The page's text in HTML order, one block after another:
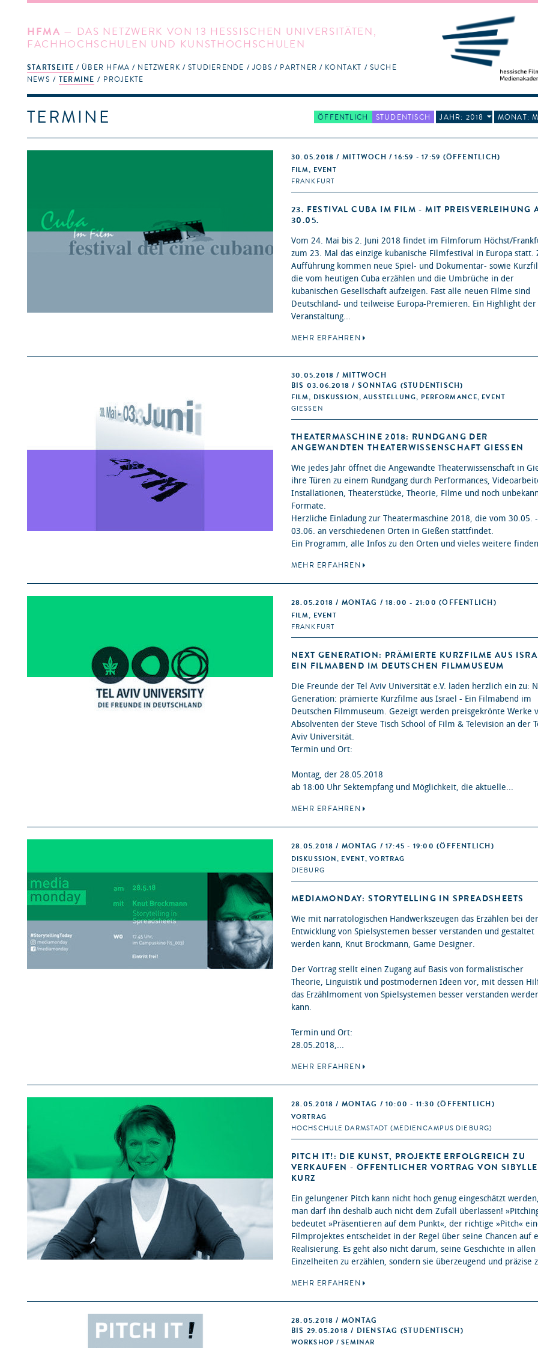
HFMA — DAS NETZWERK VON 13 HESSISCHEN UNIVERSITÄTEN,
FACHHOCHSCHULEN UND KUNSTHOCHSCHULEN
STARTSEITE
NEWS
TERMINE PROJEKTE
ÜBER HFMA NETZWERK STUDIERENDE JOBS PARTNER KONTAKT SUCHE
ÖFFENTLICH STUDENTISCH JAHR: 2018 MONAT:
TERMINE
30.05.2018 / MITTWOCH / 16:59 - 17:59 (ÖFFENTLICH)
FILM, EVENT
FRANKFURT
23. FESTIVAL CUBA IM FILM - MIT PREISVERLEIHUNG
30.05.
Vom 24. Mai bis 2. Juni 2018 findet im Filmforum Höchst/
zum 23. Mal das einzige kubanische Filmfestival in Europa statt.
Aufführung kommen neue Spiel- und Dokumentar- sowie
die vom heutigen Cuba erzählen und die Umbrüche in der
kubanischen Gesellschaft aufzeigen. Fast alle neuen Filme sind
Deutschland- und teilweise Europa-Premieren. Ein Highlight der
Veranstaltung...
MEHR ERFAHREN
30.05.2018 / MITTWOCH
BIS 03.06.2018 / SONNTAG (STUDENTISCH)
FILM, DISKUSSION, AUSSTELLUNG, PERFORMANCE, EVENT
GIESSEN
THEATERMASCHINE 2018: RUNDGANG DER
ANGEWANDTEN THEATERWISSENSCHAFT GIESSEN
Wie jedes Jahr öffnet die Angewandte Theaterwissenschaft in
ihre Türen zu einem Rundgang durch Performances,
Installationen, Theaterstücke, Theorie, Filme und noch
Formate.
Herzliche Einladung zur Theatermaschine 2018, die vom 30.05. -
03.06. an verschiedenen Orten in Gießen stattfindet.
Ein Programm, alle Infos zu den Orten und vieles weitere
MEHR ERFAHREN
28.05.2018 / MONTAG / 18:00 - 21:00(ÖFFENTLICH)
FILM, EVENT
FRANKFURT
NEXT GENERATION: PRÄMIERTE KURZFILME AUS
EIN FILMABEND IM DEUTSCHEN FILMMUSEUM
Die Freunde der Tel Aviv Universität e.V. laden herzlich ein zu:
Generation: prämierte Kurzfilme aus Israel - Ein Filmabend im
Deutschen Filmmuseum. Gezeigt werden preisgekrönte Werke
Absolventen der Steve Tisch School of Film & Television an der
Aviv Universität.
Termin und Ort:
Montag, der 28.05.2018
ab 18:00 Uhr Sektempfang und Möglichkeit, die aktuelle...
MEHR ERFAHREN
28.05.2018 / MONTAG / 17:45 - 19:00(ÖFFENTLICH)
DISKUSSION, EVENT, VORTRAG
DIEBURG
MEDIAMONDAY: STORYTELLING IN SPREADSHEETS
Wie mit narratologischen Handwerkszeugen das Erzählen bei der
Entwicklung von Spielsystemen besser verstanden und gestaltet
werden kann, Knut Brockmann, Game Designer.
Der Vortrag stellt einen Zugang auf Basis von formalistischer
Theorie, Linguistik und postmodernen Ideen vor, mit dessen
das Erzählmoment von Spielsystemen besser verstanden
kann.
Termin und Ort:
28.05.2018,...
MEHR ERFAHREN
28.05.2018 / MONTAG / 10:00 - 11:30(ÖFFENTLICH)
VORTRAG
HOCHSCHULE DARMSTADT (MEDIENCAMPUS DIEBURG)
PITCH IT!: DIE KUNST, PROJEKTE ERFOLGREICH ZU
VERKAUFEN - ÖFFENTLICHER VORTRAG VON SIBYLLE
KURZ
Ein gelungener Pitch kann nicht hoch genug eingeschätzt werden,
man darf ihn deshalb auch nicht dem Zufall überlassen!
bedeutet »Präsentieren auf dem Punkt«, der richtige »Pitch«
Filmprojektes entscheidet in der Regel über seine Chancen auf
Realisierung. Es geht also nicht darum, seine Geschichte in allen
Einzelheiten zu erzählen, sondern sie überzeugend und präzise
MEHR ERFAHREN
28.05.2018 / MONTAG
BIS 29.05.2018 / DIENSTAG (STUDENTISCH)
WORKSHOP / SEMINAR